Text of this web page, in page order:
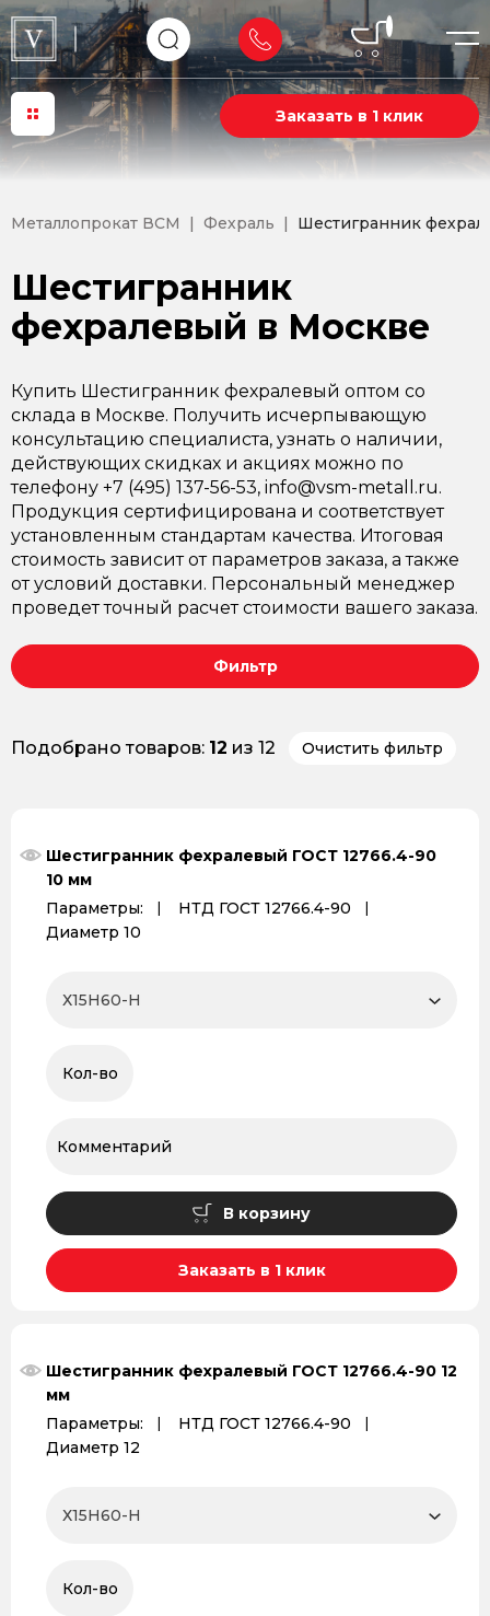
Заказать в 1 клик
Металлопрокат ВСМ Фехраль Шестигранник
Шестигранник
фехралевый в Москве
Купить Шестигранник фехралевый оптом со
склада в Москве. Получить исчерпывающую
консультацию специалиста, узнать о наличии,
действующих скидках и акциях можно по
телефону +7 (495) 137-56-53, info@vsm-metall.ru.
Продукция сертифицирована и соответствует
установленным стандартам качества. Итоговая
стоимость зависит от параметров заказа, а также
от условий доставки. Персональный менеджер
проведет точный расчет стоимости вашего заказа.
Фильтр
Подобрано товаров: 12 из 12 Очистить фильтр
Шестигранник фехралевый ГОСТ 12766.4-90
10 мм
Параметры:
НТД ГОСТ 12766.4-90
Диаметр 10
В корзину
Заказать в 1 клик
Шестигранник фехралевый ГОСТ 12766.4-90 12
мм
Параметры:
НТД ГОСТ 12766.4-90
Диаметр 12